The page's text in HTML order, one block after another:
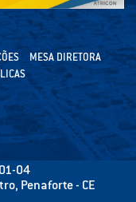
MESA DIRETORA
04
Penaforte - CE